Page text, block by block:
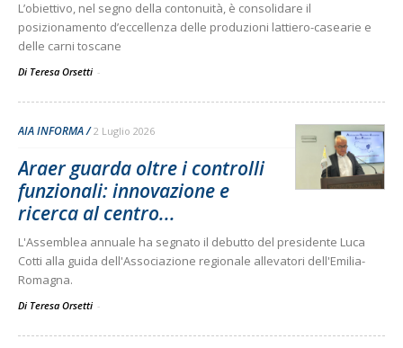
L’obiettivo, nel segno della contonuità, è consolidare il
posizionamento d’eccellenza delle produzioni lattiero-casearie e
delle carni toscane
Di Teresa Orsetti -
AIA INFORMA 2 Luglio 2026
Araer guarda oltre i controlli
funzionali: innovazione e
ricerca al centro...
L'Assemblea annuale ha segnato il debutto del presidente Luca
Cotti alla guida dell'Associazione regionale allevatori dell'Emilia-
Romagna.
Di Teresa Orsetti -